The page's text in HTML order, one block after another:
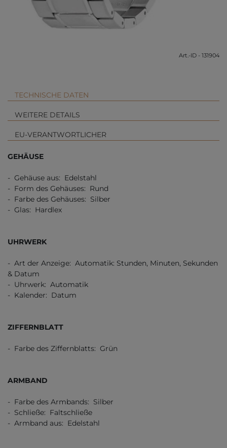
Art.-ID - 131904
TECHNISCHE DATEN
WEITERE DETAILS
EU-VERANTWORTLICHER
GEHÄUSE
- Gehäuse aus: Edelstahl
- Form des Gehäuses: Rund
- Farbe des Gehäuses: Silber
- Glas: Hardlex
UHRWERK
- Art der Anzeige: Automatik: Stunden, Minuten, Sekunden
& Datum
- Uhrwerk: Automatik
- Kalender: Datum
ZIFFERNBLATT
- Farbe des Ziffernblatts: Grün
ARMBAND
- Farbe des Armbands: Silber
- Schließe: Faltschließe
- Armband aus: Edelstahl